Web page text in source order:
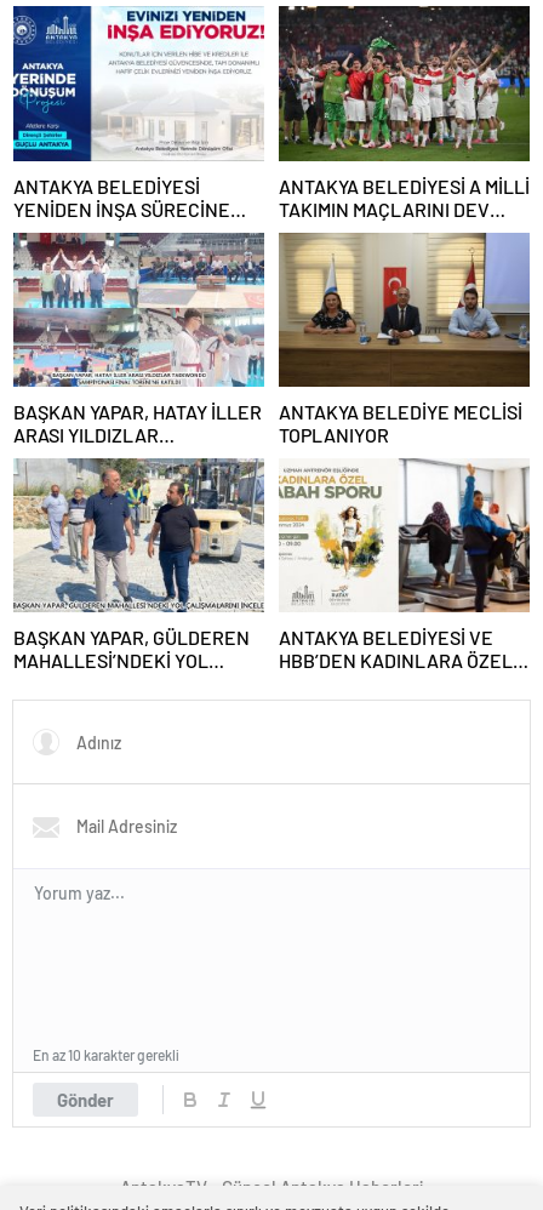
ANTAKYA BELEDİYESİ
YENİDEN İNŞA SÜRECİNE
DESTEK VERECEK
ANTAKYA BELEDİYESİ A MİLLİ
TAKIMIN MAÇLARINI DEV
EKRANDAN YAYINLAYACAK
BAŞKAN YAPAR, HATAY İLLER
ARASI YILDIZLAR
TAEKWONDO ŞAMPİYONASI
FİNAL TÖRENİ’NE KATILDI
ANTAKYA BELEDİYE MECLİSİ
TOPLANIYOR
BAŞKAN YAPAR, GÜLDEREN
MAHALLESİ’NDEKİ YOL
ANTAKYA BELEDİYESİ VE
HBB’DEN KADINLARA ÖZEL
Gönder
En az 10 karakter gerekli
AntakyaTV - Güncel Antakya Haberleri